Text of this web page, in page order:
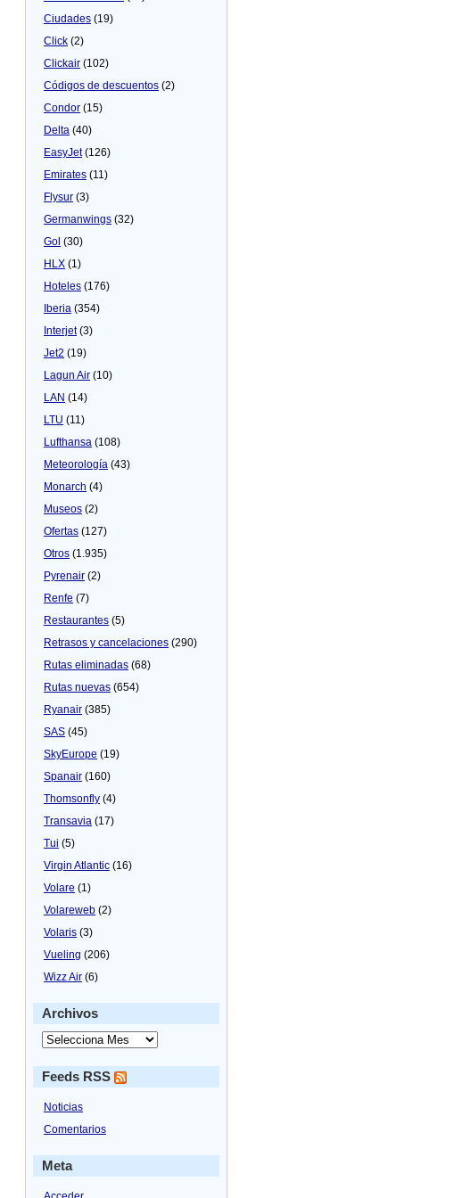
Ciudades (19)
Click (2)
Clickair (102)
Códigos de descuentos (2)
Condor (15)
Delta (40)
EasyJet(126)
Emirates (11)
Flysur (3)
Germanwings (32)
Gol (30)
HLX (1)
Hoteles (176)
Iberia (354)
Interjet(3)
Jet2 (19)
Lagun Air (10)
LAN (14)
LTU (11)
Lufthansa (108)
Meteorologí­a (43)
Monarch (4)
Museos (2)
Ofertas (127)
Otros (1.935)
Pyrenair (2)
Renfe (7)
Restaurantes (5)
Retrasos y cancelaciones (290)
Rutas eliminadas (68)
Rutas nuevas (654)
Ryanair (385)
SAS (45)
SkyEurope (19)
Spanair (160)
Thomsonfly (4)
Transavia (17)
Tui (5)
Virgin Atlantic (16)
Volare (1)
Volareweb (2)
Volaris (3)
Vueling (206)
Wizz Air (6)
Archivos
Feeds RSS
Noticias
Comentarios
Meta